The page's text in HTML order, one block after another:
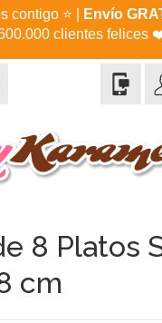
contigo ⭐ Envío
clientes felices
8 Platos
cm